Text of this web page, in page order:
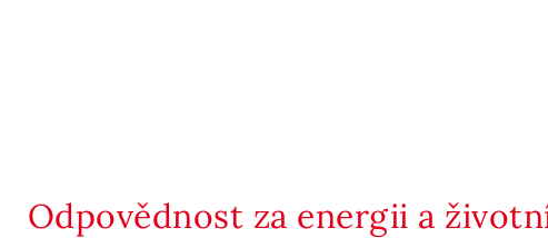
Odpovědnost za energii a